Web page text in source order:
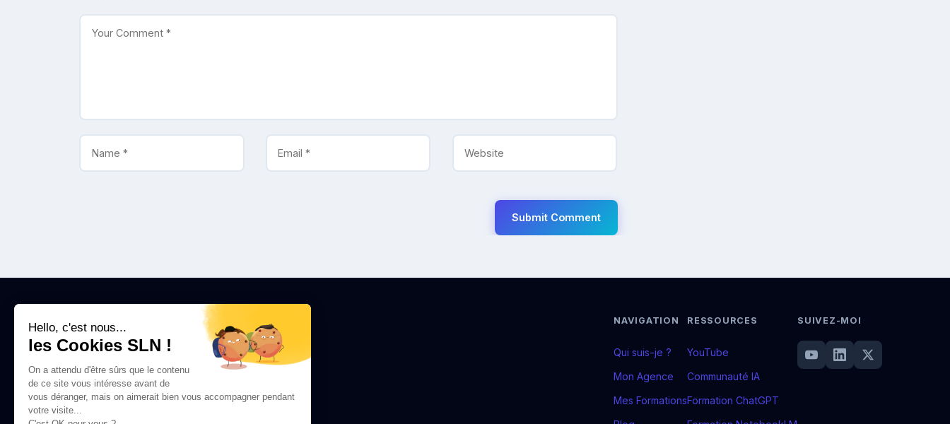
Hello, c'est nous...
les Cookies SLN !
On a attendu d'être sûrs que le contenu
de ce site vous intéresse avant de
vous déranger, mais on aimerait bien vous accompagner pendant
votre visite...
LudoSalenne
Facilitateur IA & Digital. J'aide les
professionnels et les entreprises à exploiter
concrètement l'intelligence artificielle.
NAVIGATION
Qui suis-je ?
Mon Agence
Mes Formations
RESSOURCES
YouTube
Communauté IA
Formation ChatGPT
SUIVEZ-MOI